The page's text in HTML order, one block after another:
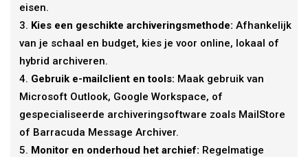
eisen.
Kies een geschikte archiveringsmethode: Afhankelijk
van je schaal en budget, kies je voor online, lokaal of
hybrid archiveren.
Gebruik e-mailclient en tools: Maak gebruik van
Microsoft Outlook, Google Workspace, of
gespecialiseerde archiveringsoftware zoals MailStore
of Barracuda Message Archiver.
Monitor en onderhoud het archief: Regelmatige